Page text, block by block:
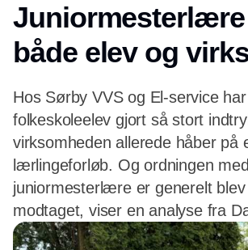
både elev og
Hos Sørby VVS og El-service
folkeskoleelev gjort så stort
virksomheden allerede håber på
lærlingeforløb. Og ordningen med
juniormesterlære er generelt
modtaget, viser en analyse fra